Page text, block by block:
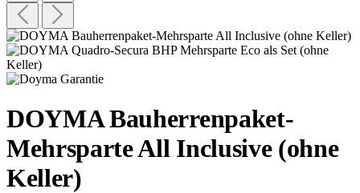
DOYMA Bauherrenpaket-
Mehrsparte All Inclusive (ohne
Keller)